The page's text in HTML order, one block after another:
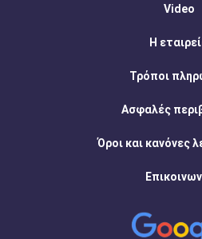
Video
Η
Τρόποι
Ασφαλές
Όροι και κανόνες